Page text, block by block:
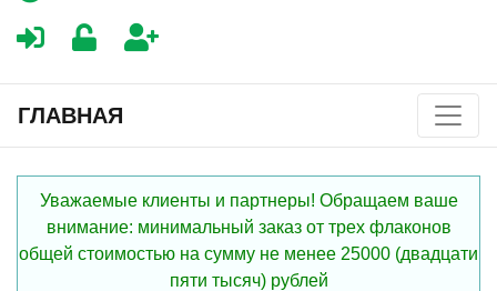
ГЛАВНАЯ
Уважаемые клиенты и партнеры! Обращаем ваше
внимание: минимальный заказ от трех флаконов
общей стоимостью на сумму не менее 25000 (двадцати
пяти тысяч) рублей